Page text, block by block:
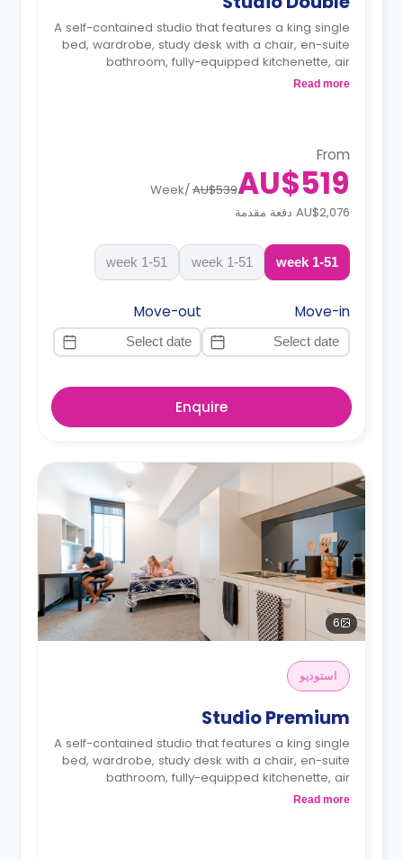
A self-contained studio that features a king single
bed, wardrobe, study desk with a chair, en-suite
bathroom, fully-equipped kitchenette, air
conditioning, and heating.
Read more
From
AU$519
AU$539
/
Week
AU$2,076 دفعة مقدمة
1-51 week
1-51 week
1-51 week
Move-in
Move-out
Enquire
6
استوديو
Studio Premium
A self-contained studio that features a king single
bed, wardrobe, study desk with a chair, en-suite
bathroom, fully-equipped kitchenette, air
conditioning, and heating.
Read more